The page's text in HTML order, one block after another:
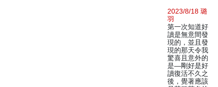
2023/8/18 璐
羽
第一次知道好
讀是無意間發
現的，並且發
現的那天令我
驚喜且意外的
是—剛好是好
讀復活不久之
後，覺著應該